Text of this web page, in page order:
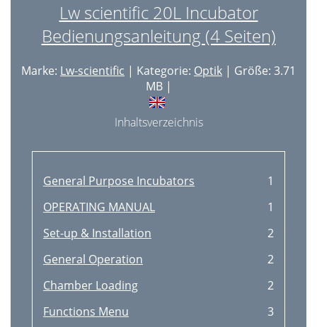
Lw scientific 20L Incubator
Bedienungsanleitung (4 Seiten)
Marke: Lw-scientific | Kategorie: Optik | Größe: 3.71
MB |
Inhaltsverzeichnis
General Purpose Incubators
1
OPERATING MANUAL
1
Set-up & Installation
2
General Operation
2
Chamber Loading
2
Functions Menu
3